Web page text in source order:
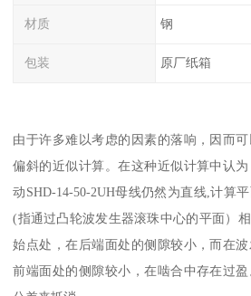
材质 钢
包装 原厂纸箱
由于许多难以考虑的因素的落响，因而
偏斜的近似计算。在这种近似计算中认
动SHD-14-50-2UH母线仍然为直线,计算
(指通过凸轮波发生器滚珠中心的平面）
始点处，在后端面处的侧隙较小，而在
前端面处的侧隙较小，在啮合中存在过